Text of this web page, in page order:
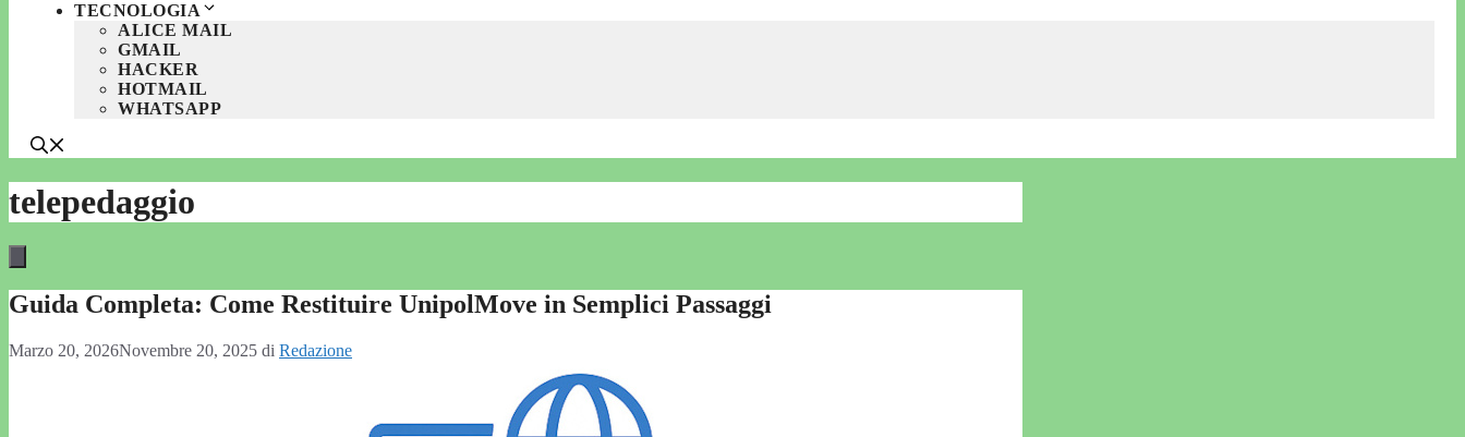
TECNOLOGIA
ALICE MAIL
GMAIL
HACKER
HOTMAIL
WHATSAPP
telepedaggio
Guida Completa: Come Restituire UnipolMove in Semplici Passaggi
Marzo 20, 2026Novembre 20, 2025 di Redazione